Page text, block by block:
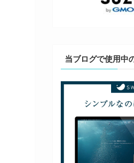
当ブログで使用中